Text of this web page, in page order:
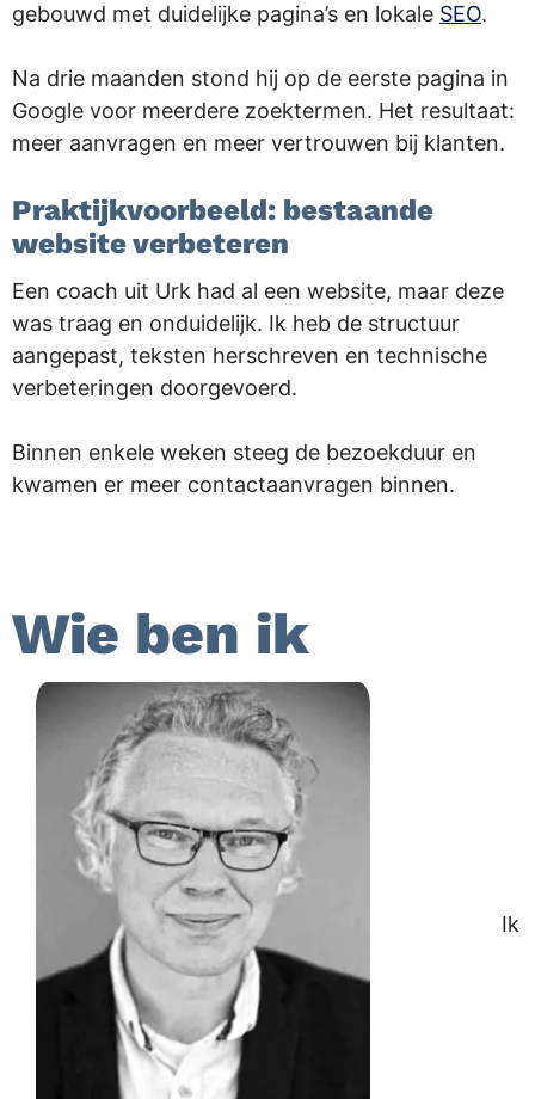
gebouwd met duidelijke pagina’s en lokale SEO.
Na drie maanden stond hij op de eerste pagina in
Google voor meerdere zoektermen. Het resultaat:
meer aanvragen en meer vertrouwen bij klanten.
Praktijkvoorbeeld: bestaande
website verbeteren
Een coach uit Urk had al een website, maar deze
was traag en onduidelijk. Ik heb de structuur
aangepast, teksten herschreven en technische
verbeteringen doorgevoerd.
Binnen enkele weken steeg de bezoekduur en
kwamen er meer contactaanvragen binnen.
Wie ben ik
Ik